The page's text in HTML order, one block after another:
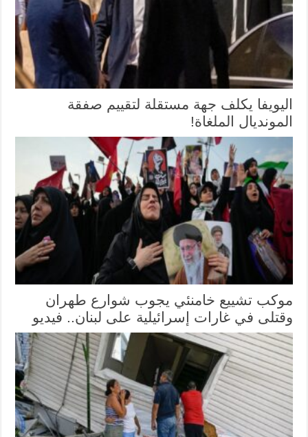
اليويفا يكلف جهة مستقلة لتقييم صفقة
المونديال الملغاة!
موكب تشييع خامنئي يجوب شوارع طهران
وقتلى في غارات إسرائيلية على لبنان.. فيديو